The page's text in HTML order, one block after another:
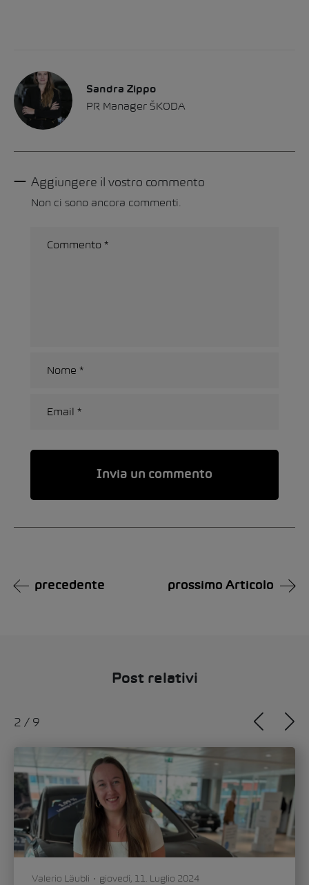
Sandra Zippo
PR Manager ŠKODA
Aggiungere il vostro commento
Non ci sono ancora commenti.
precedente prossimo Articolo
Post relativi
2 / 9
Valerio Läubli giovedì, 11. Luglio 2024